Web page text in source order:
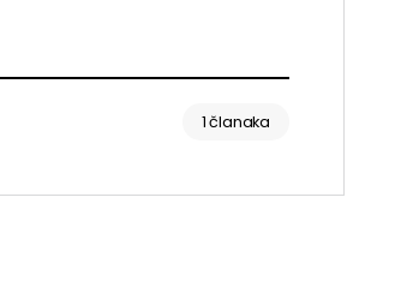
1 članaka